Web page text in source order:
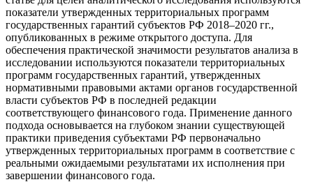
показатели утвержденных территориальных программ
государственных гарантий субъектов РФ 2018–2020 гг.,
опубликованных в режиме открытого доступа. Для
обеспечения практической значимости результатов анализа в
исследовании используются показатели территориальных
программ государственных гарантий, утвержденных
нормативными правовыми актами органов государственной
власти субъектов РФ в последней редакции
соответствующего финансового года. Применение данного
подхода основывается на глубоком знании существующей
практики приведения субъектами РФ первоначально
утвержденных территориальных программ в соответствие с
реальными ожидаемыми результатами их исполнения при
завершении финансового года.